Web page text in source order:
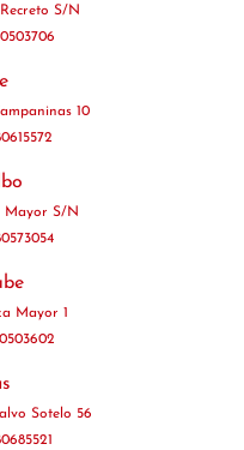
S/N
10
Mayor S/N
Mayor 1
Sotelo 56